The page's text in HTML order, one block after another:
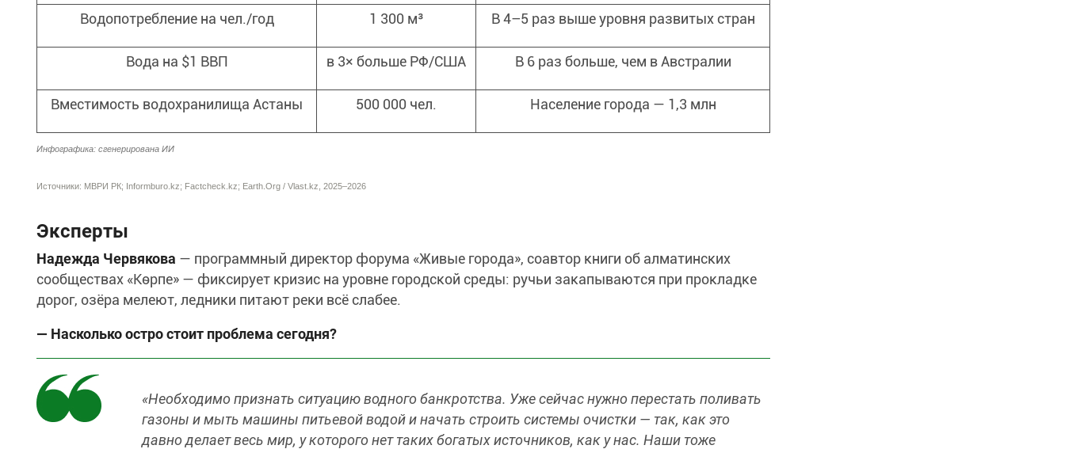
Водопотребление на чел./год 1 300 м³ В 4–5 раз выше уровня развитых стран
Вода на $1 ВВП в 3× больше РФ/США В 6 раз больше, чем в Австралии
Вместимость водохранилища Астаны 500 000 чел. Население города — 1,3 млн
Инфографика: сгенерирована ИИ
Источники: МВРИ РК; Informburo.kz; Factcheck.kz; Earth.Org / Vlast.kz, 2025–2026
Эксперты
Надежда Червякова — программный директор форума «Живые города», соавтор книги об алматинских
сообществах «Көрпе» — фиксирует кризис на уровне городской среды: ручьи закапываются при прокладке
дорог, озёра мелеют, ледники питают реки всё слабее.
— Насколько остро стоит проблема сегодня?
«Необходимо признать ситуацию водного банкротства. Уже сейчас нужно перестать поливать
газоны и мыть машины питьевой водой и начать строить системы очистки — так, как это
давно делает весь мир, у которого нет таких богатых источников, как у нас. Наши тоже